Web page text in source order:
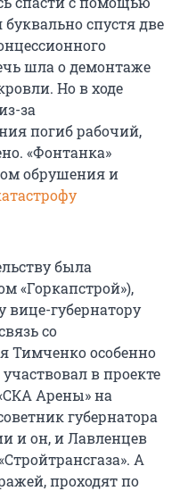
спустя две
шла о демонтаже
Но в ходе
за
погиб рабочий,
«Фонтанка»
обрушения и
была
«Горкапстрой»),
губернатору
со
Тимченко особенно
в проекте
Арены» на
губернатора
и он, и Лавленцев
А
проходят по